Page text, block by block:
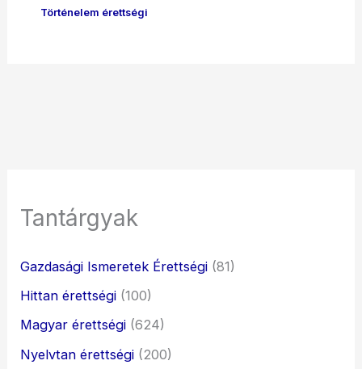
Történelem érettségi
Tantárgyak
Gazdasági Ismeretek Érettségi (81)
Hittan érettségi (100)
Magyar érettségi (624)
Nyelvtan érettségi (200)